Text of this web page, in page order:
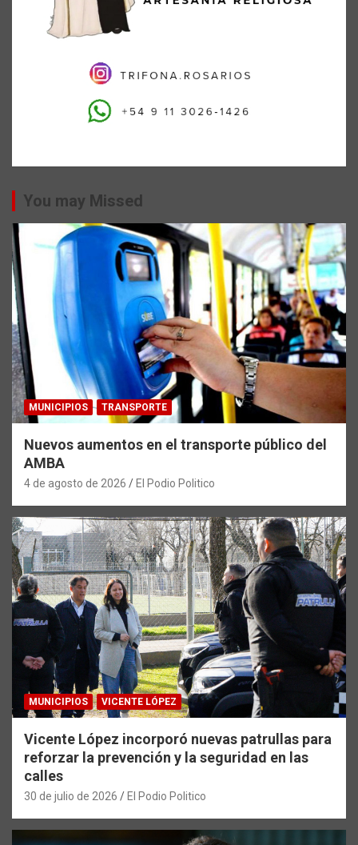
You may Missed
MUNICIPIOS TRANSPORTE
Nuevos aumentos en el transporte público del
AMBA
4 de agosto de 2026 El Podio Politico
MUNICIPIOS VICENTE LÓPEZ
Vicente López incorporó nuevas patrullas para
reforzar la prevención y la seguridad en las
calles
30 de julio de 2026 El Podio Politico